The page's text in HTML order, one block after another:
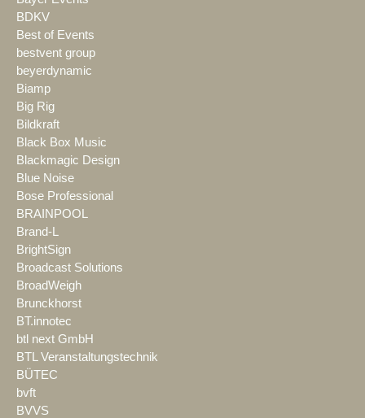
BDKV
Best of Events
bestvent group
beyerdynamic
Biamp
Big Rig
Bildkraft
Black Box Music
Blackmagic Design
Blue Noise
Bose Professional
BRAINPOOL
Brand-L
BrightSign
Broadcast Solutions
BroadWeigh
Brunckhorst
BT.innotec
btl next GmbH
BTL Veranstaltungstechnik
BÜTEC
bvft
BVVS